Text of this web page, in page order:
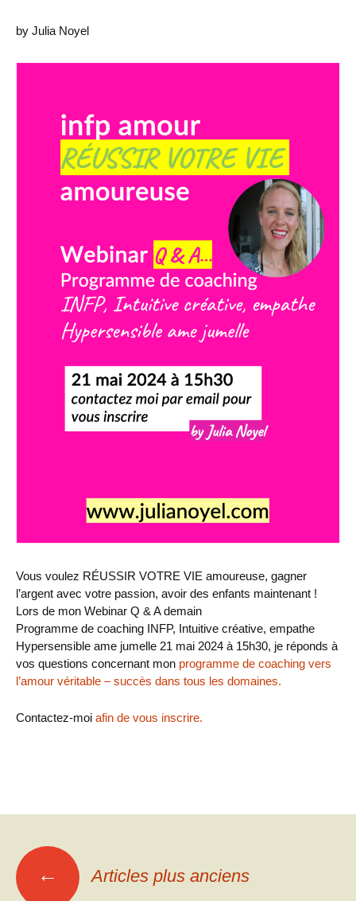
by Julia Noyel
Vous voulez RÉUSSIR VOTRE VIE amoureuse, gagner
l’argent avec votre passion, avoir des enfants maintenant !
Lors de mon Webinar Q & A demain
Programme de coaching INFP, Intuitive créative, empathe
Hypersensible ame jumelle 21 mai 2024 à 15h30, je réponds à
vos questions concernant mon programme de coaching vers
l’amour véritable – succès dans tous les domaines.
Contactez-moi afin de vous inscrire.
Navigation
des
← Articles plus anciens